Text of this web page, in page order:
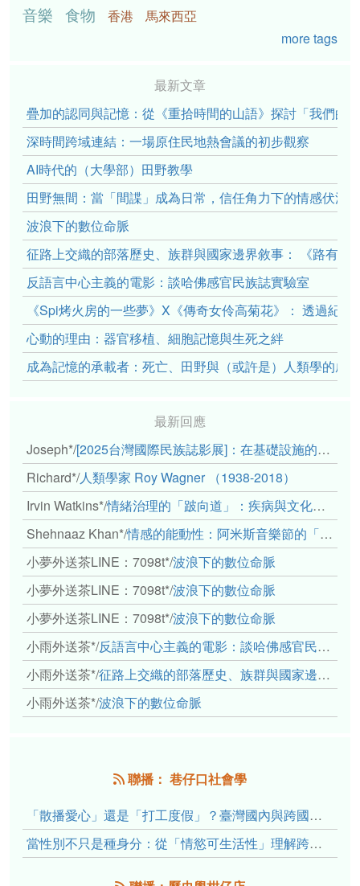
音樂 食物 香港
馬來西亞
more tags
最新文章
疊加的認同與記憶：從《重拾時間的山語》探討「我們的
深時間跨域連結：一場原住民地熱會議的初步觀察
AI時代的（大學部）田野教學
田野無間：當「間諜」成為日常，信任角力下的情感伏流
波浪下的數位命脈
征路上交織的部落歷史、族群與國家邊界敘事： 《路有
反語言中心主義的電影：談哈佛感官民族誌實驗室
《Spi烤火房的一些夢》X《傳奇女伶高菊花》： 透過紀
心動的理由：器官移植、細胞記憶與生死之絆
成為記憶的承載者：死亡、田野與（或許是）人類學的成
最新回應
Joseph*/[2025台灣國際民族誌影展]：在基礎設施的邊緣，聆聽人的呼吸
Richard*/人類學家 Roy Wagner （1938-2018）
Irvin Watkins*/情緒治理的「跛向道」：疾病與文化象徵的轉變舉例
Shehnaaz Khan*/情感的能動性：阿米斯音樂節的「對話觀察」
小夢外送茶LINE：7098t*/波浪下的數位命脈
小夢外送茶LINE：7098t*/波浪下的數位命脈
小夢外送茶LINE：7098t*/波浪下的數位命脈
小雨外送茶*/反語言中心主義的電影：談哈佛感官民族誌實驗室
小雨外送茶*/征路上交織的部落歷史、族群與國家邊界敘事： 《路有多長》、《高砂的翅膀》、《檔案／李光輝》
小雨外送茶*/波浪下的數位命脈
聯播： 巷仔口社會學
「散播愛心」還是「打工度假」？臺灣國內與跨國捐卵的利他修辭、金錢動機與身體代價
當性別不只是種身分：從「情慾可生活性」理解跨性別者的身體、慾望與認同探索